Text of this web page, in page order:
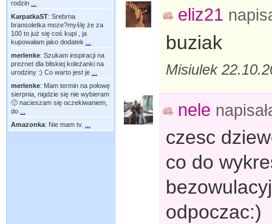
rodzin
KarpatkaST: Srebrna
bransoletka moze?myślę że za
100 to już się coś kupi , ja
kupowałam jako dodatek
merlenke: Szukam inspiracji na
preznet dla bliskiej koleżanki na
urodziny :) Co warto jest je
merlenke: Mam termin na połowę
sierpnia, nigdzie się nie wybieram
🙂 nacieszam się oczekiwaniem,
do
Amazonka: Nie mam tv.
eliz21
buziak
Misiulek
nele
czesc
co do
odpoczac:)